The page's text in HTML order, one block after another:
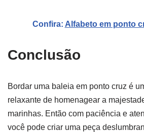
Confira: Alfabeto em ponto
Conclusão
Bordar uma baleia em ponto cruz é
relaxante de homenagear a
marinhas. Então com paciência e
você pode criar uma peça